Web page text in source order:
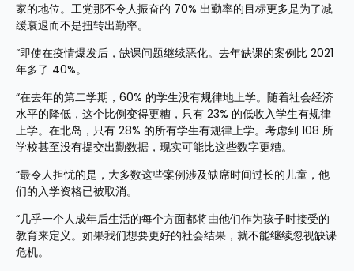
家的地位。工党那不令人振奋的 70% 出勤率的目标更多是为了减
缓衰退而不是扭转出勤率。
“即使在疫情爆发后，缺课问题继续恶化。去年缺课的案例比 2021
年多了 40%。
“在去年的第二学期，60% 的学生没有规律地上学。随着社会经济
水平的降低，这个比例变得更糟，只有 23% 的低收入学生有规律
上学。在北岛，只有 28% 的所有学生有规律上学。考虑到 108 所
学校甚至没有提交出勤数据，现实可能比这些数字更糟。
“最令人担忧的是，大多数这些案例涉及缺席时间过长的儿童，他
们的入学资格已被取消。
“几乎一个人成年后生活的每个方面都将由他们作为孩子时接受的
教育来定义。如果我们想要更好的社会结果，就不能继续忽视缺课
危机。